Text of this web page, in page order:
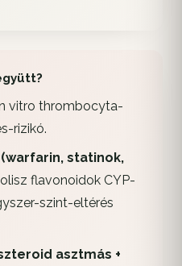
vitro thrombocyta-
rizikó.
statinok,
flavonoidok CYP-
szint-eltérés
asztmás +